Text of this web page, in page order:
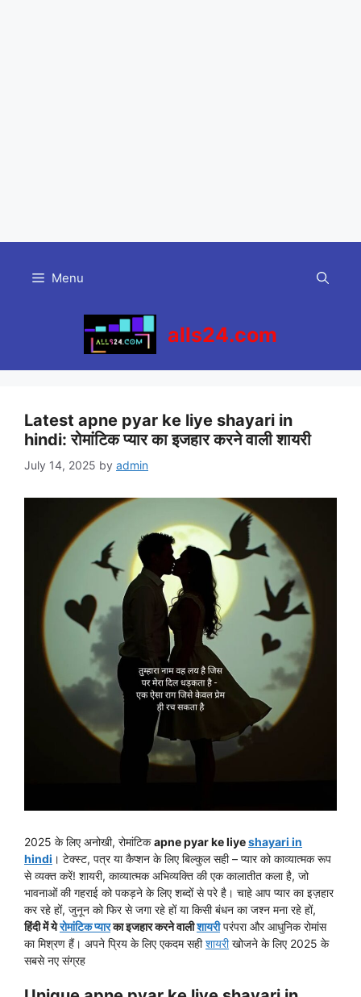
content
Menu
alls24.com
Latest apne pyar ke liye shayari in
hindi: रोमांटिक प्यार का इजहार करने वाली शायरी
July 14, 2025 by admin
2025 के लिए अनोखी, रोमांटिकapne pyar ke liyeshayari in
hindi । टेक्स्ट, पत्र या कैप्शन के लिए बिल्कुल सही – प्यार को काव्यात्मक रूप
से व्यक्त करें! शायरी, काव्यात्मक अभिव्यक्ति की एक कालातीत कला है, जो
भावनाओं की गहराई को पकड़ने के लिए शब्दों से परे है। चाहे आप प्यार का इज़हार
कर रहे हों, जुनून को फिर से जगा रहे हों या किसी बंधन का जश्न मना रहे हों,
हिंदी में येरोमांटिक प्यारका इजहार करने वालीशायरीपरंपरा और आधुनिक रोमांस
का मिश्रण हैं। अपने प्रिय के लिए एकदम सहीशायरीखोजने के लिए 2025 के
सबसे नए संग्रह